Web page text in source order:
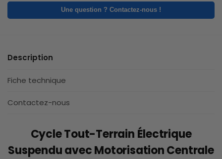
Une question ? Contactez-nous !
Description
Fiche technique
Contactez-nous
Cycle Tout-Terrain Électrique
Suspendu avec Motorisation Centrale